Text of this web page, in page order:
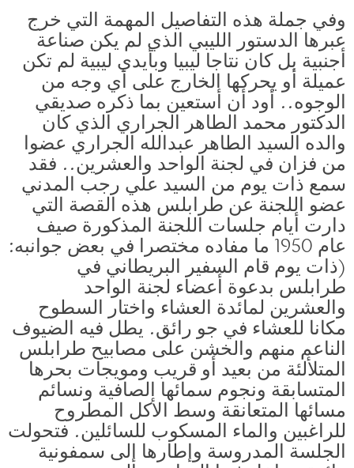
وفي جملة هذه التفاصيل المهمة التي خرج
عبرها الدستور الليبي الذي لم يكن صناعة
أجنبية بل كان نتاجا ليبيا وبأيدي ليبية لم تكن
عميلة أو يحركها الخارج على أي وجه من
الوجوه.. أود أن أستعين بما ذكره صديقي
الدكتور محمد الطاهر الجراري الذي كان
والده السيد الطاهر عبدالله الجراري عضوا
من فزان في لجنة الواحد والعشرين.. فقد
سمع ذات يوم من السيد علي رجب المدني
عضو اللجنة عن طرابلس هذه القصة التي
دارت أيام جلسات اللجنة المذكورة صيف
عام 1950 ما مفاده مختصرا في بعض جوانبه:
(ذات يوم قام السفير البريطاني في
طرابلس بدعوة أعضاء لجنة الواحد
والعشرين لمائدة العشاء واختار السطوح
مكانا للعشاء في جو رائق. يطل فيه الضيوف
الناعم منهم والخشن على مصابيح طرابلس
المتلألئة من بعيد أو قريب ومويجات بحرها
المتسابقة ونجوم سمائها الصافية ونسائم
مسائها المتعانقة وسط الأكل المطروح
للراغبين والماء المسكوب للسائلين. فتحولت
الجلسة المدروسة وإطارها إلى سمفونية